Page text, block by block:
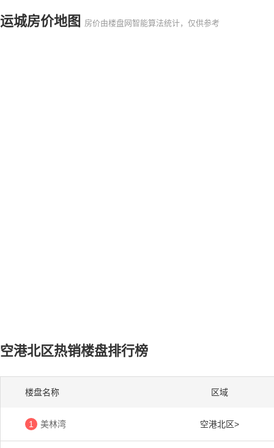
运城房价地图 房价由楼盘网智能算法统计，仅供参考
空港北区热销楼盘排行榜
楼盘名称 区域
1 美林湾 空港北区>